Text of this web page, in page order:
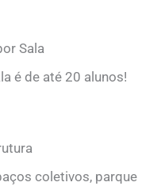
Sala
é de até 20 alunos!
coletivos, parque